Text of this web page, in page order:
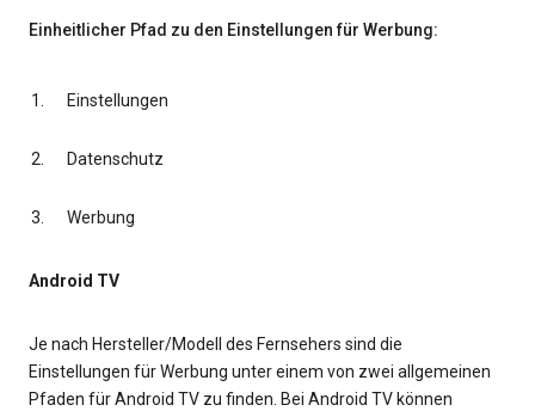
Einheitlicher Pfad zu den Einstellungen für Werbung:
Einstellungen
Datenschutz
Werbung
Android TV
Je nach Hersteller/Modell des Fernsehers sind die
Einstellungen für Werbung unter einem von zwei allgemeinen
Pfaden für Android TV zu finden. Bei Android TV können